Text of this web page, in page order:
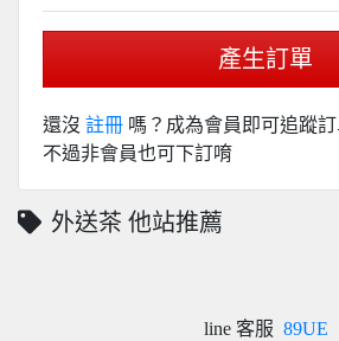
產生訂單
還沒 註冊 嗎？成為會員即可追蹤訂
不過非會員也可下訂唷
外送茶 他站推薦
line 客服 89UE